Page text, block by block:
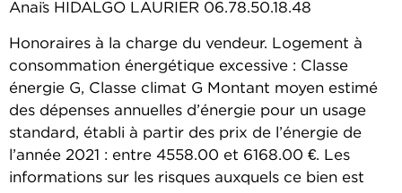
Anaïs HIDALGO LAURIER 06.78.50.18.48
Honoraires à la charge du vendeur. Logement à
consommation énergétique excessive : Classe
énergie G, Classe climat G Montant moyen estimé
des dépenses annuelles d’énergie pour un usage
standard, établi à partir des prix de l’énergie de
l’année 2021 : entre 4558.00 et 6168.00 €. Les
informations sur les risques auxquels ce bien est